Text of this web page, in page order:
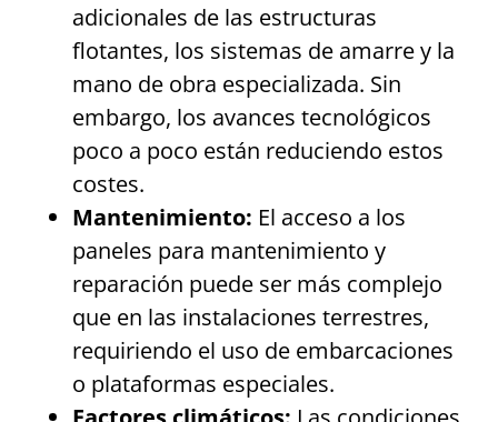
adicionales de las estructuras
flotantes, los sistemas de amarre y la
mano de obra especializada. Sin
embargo, los avances tecnológicos
poco a poco están reduciendo estos
costes.
Mantenimiento: El acceso a los
paneles para mantenimiento y
reparación puede ser más complejo
que en las instalaciones terrestres,
requiriendo el uso de embarcaciones
o plataformas especiales.